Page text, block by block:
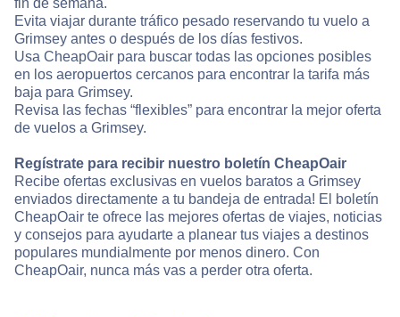
fin de semana.
Evita viajar durante tráfico pesado reservando tu vuelo a
Grimsey antes o después de los días festivos.
Usa CheapOair para buscar todas las opciones posibles
en los aeropuertos cercanos para encontrar la tarifa más
baja para Grimsey.
Revisa las fechas “flexibles” para encontrar la mejor oferta
de vuelos a Grimsey.
Regístrate para recibir nuestro boletín CheapOair
Recibe ofertas exclusivas en vuelos baratos a Grimsey
enviados directamente a tu bandeja de entrada! El boletín
CheapOair te ofrece las mejores ofertas de viajes, noticias
y consejos para ayudarte a planear tus viajes a destinos
populares mundialmente por menos dinero. Con
CheapOair, nunca más vas a perder otra oferta.